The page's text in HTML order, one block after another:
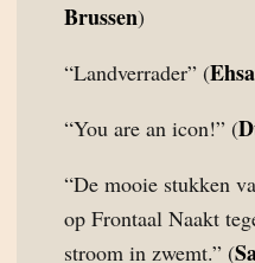
Brussen)
“Landverrader” (
“You are an icon!” (
“De mooie stukken
op Frontaal Naakt
stroom in zwemt.” (